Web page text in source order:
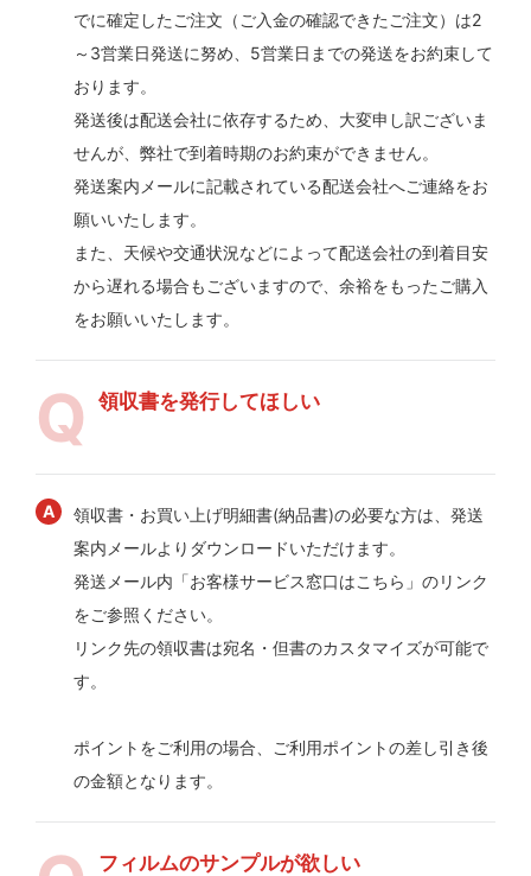
でに確定したご注文（ご入金の確認できたご注文）は2
～3営業日発送に努め、5営業日までの発送をお約束して
おります。
発送後は配送会社に依存するため、大変申し訳ございま
せんが、弊社で到着時期のお約束ができません。
発送案内メールに記載されている配送会社へご連絡をお
願いいたします。
また、天候や交通状況などによって配送会社の到着目安
から遅れる場合もございますので、余裕をもったご購入
をお願いいたします。
領収書を発行してほしい
領収書・お買い上げ明細書(納品書)の必要な方は、発送
案内メールよりダウンロードいただけます。
発送メール内「お客様サービス窓口はこちら」のリンク
をご参照ください。
リンク先の領収書は宛名・但書のカスタマイズが可能で
す。
ポイントをご利用の場合、ご利用ポイントの差し引き後
の金額となります。
フィルムのサンプルが欲しい